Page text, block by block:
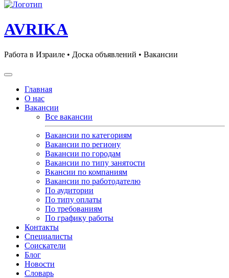
AVRIKA
Работа в Израиле • Доска объявлений • Вакансии
Главная
О нас
Вакансии
Все вакансии
Вакансии по категориям
Вакансии по региону
Вакансии по городам
Вакансии по типу занятости
Вкансии по компаниям
Вакансии по работодателю
По аудитории
По типу оплаты
По требованиям
По графику работы
Контакты
Специалисты
Соискатели
Блог
Новости
Словарь